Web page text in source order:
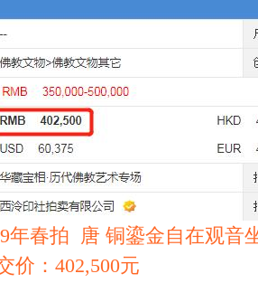
年春拍 唐 铜鎏金自在观音
价：402,500元